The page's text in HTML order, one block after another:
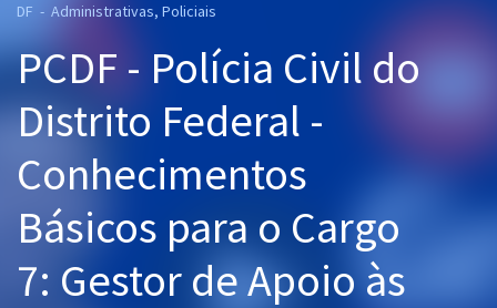
Cursos 20% OFF
Pós
Graduação
OAB
DF - Administrativas, Policiais
PCDF - Polícia Civil do
Distrito Federal -
Conhecimentos
Básicos para o Cargo
7: Gestor de Apoio às